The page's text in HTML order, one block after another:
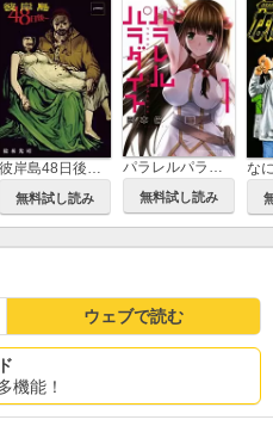
彼岸島48日後…
無料試し読み
パラレルパラダイス
無料試し読み
な
ウェブで読む
機能！